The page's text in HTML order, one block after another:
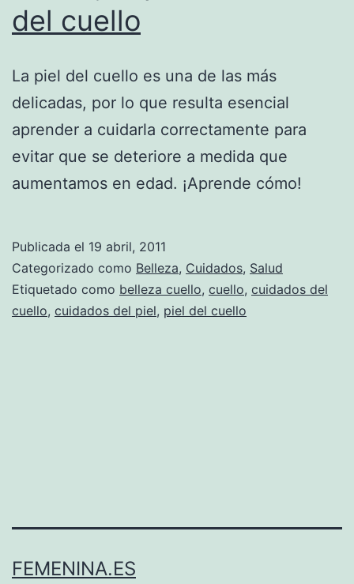
del cuello
La piel del cuello es una de las más
delicadas, por lo que resulta esencial
aprender a cuidarla correctamente para
evitar que se deteriore a medida que
aumentamos en edad. ¡Aprende cómo!
Publicada el 19 abril, 2011
Categorizado como Belleza, Cuidados, Salud
Etiquetado como belleza cuello, cuello, cuidados del
cuello, cuidados del piel, piel del cuello
FEMENINA.ES